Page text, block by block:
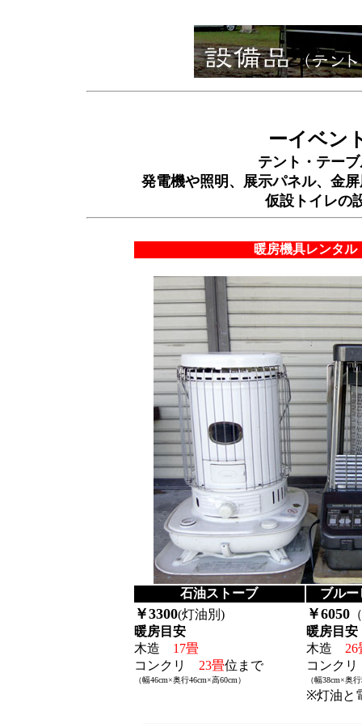
ーイベン
テント・テー
発電機や照明、展示パネル、金
仮設トイレの
暖房機具レンタ
石油ストーブ ブル
￥3300(灯油別)
暖房目安
木造 17畳
コンクリ 23畳位まで
（幅46cm×奥行46cm×高60cm）
￥6050
暖房目安
木造 26
コンク
（幅38cm×奥
※灯油と